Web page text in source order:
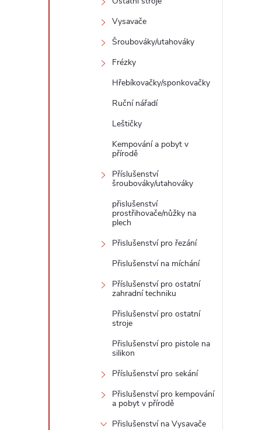
Vysavače
Šroubováky/utahováky
Frézky
Hřebíkovačky/sponkovačky
Ruční nářadí
Leštičky
Kempování a pobyt v
přírodě
Příslušenství
šroubováky/utahováky
přislušenství
prostřihovače/nůžky na
plech
Přislušenství pro řezání
Přislušenství na míchání
Příslušenství pro ostatní
zahradní techniku
Přislušenství pro ostatní
stroje
Přislušenství pro pistole na
silikon
Příslušenství pro sekání
Přislušenství pro kempování
a pobyt v přírodě
Přislušenství na Vysavače